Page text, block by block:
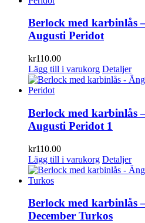
Berlock med karbinlås
Augusti Peridot
kr110.00
Lägg till i varukorg Detaljer
Berlock med karbinlås
Augusti Peridot 1
kr110.00
Lägg till i varukorg Detaljer
Berlock med karbinlås
December Turkos